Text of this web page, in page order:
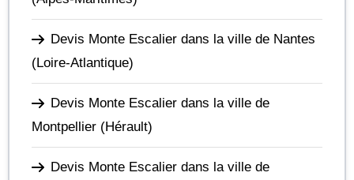
Devis Monte Escalier dans la ville de Nantes
(Loire-Atlantique)
Devis Monte Escalier dans la ville de
Montpellier (Hérault)
Devis Monte Escalier dans la ville de